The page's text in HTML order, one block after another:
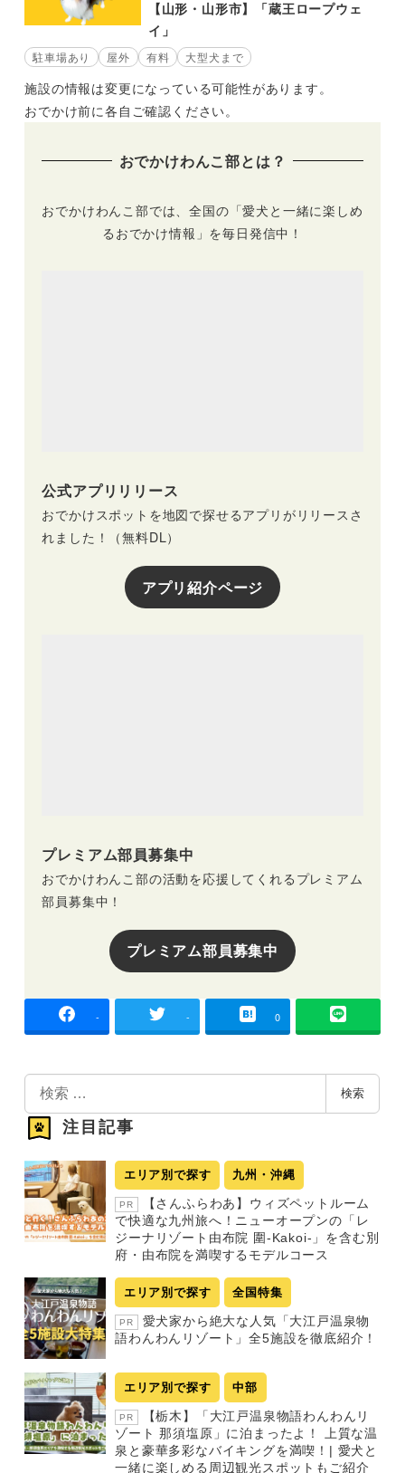
【山形・山形市】「蔵王ロープウェ
イ」
駐車場あり 屋外 有料 大型犬まで
施設の情報は変更になっている可能性があります。
おでかけ前に各自ご確認ください。
おでかけわんこ部とは？
おでかけわんこ部では、全国の「愛犬と一緒に楽しめ
るおでかけ情報」を毎日発信中！
公式アプリリリース
おでかけスポットを地図で探せるアプリがリリースさ
れました！（無料DL）
アプリ紹介ページ
プレミアム部員募集中
おでかけわんこ部の活動を応援してくれるプレミアム
部員募集中！
プレミアム部員募集中
- - 0
検
索
検索
注目記事
エリア別で探す 九州・沖縄
PR
【さんふらわあ】ウィズペットルーム
で快適な九州旅へ！ニューオープンの「レ
ジーナリゾート由布院 圍-Kakoi-」を含む別
府・由布院を満喫するモデルコース
エリア別で探す 全国特集
PR
愛犬家から絶大な人気「大江戸温泉物
語わんわんリゾート」全5施設を徹底紹介！
エリア別で探す 中部
PR
【栃木】「大江戸温泉物語わんわんリ
ゾート 那須塩原」に泊まったよ！ 上質な温
泉と豪華多彩なバイキングを満喫！| 愛犬と
一緒に楽しめる周辺観光スポットもご紹介